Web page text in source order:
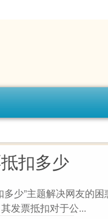
扣多少
少”主题解决网友的
发票抵扣对于公...